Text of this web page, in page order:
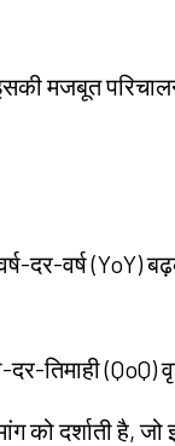
मजबूत
दर-वर्ष (YoY)
तिमाही (QoQ)
को दर्शाती है, जो